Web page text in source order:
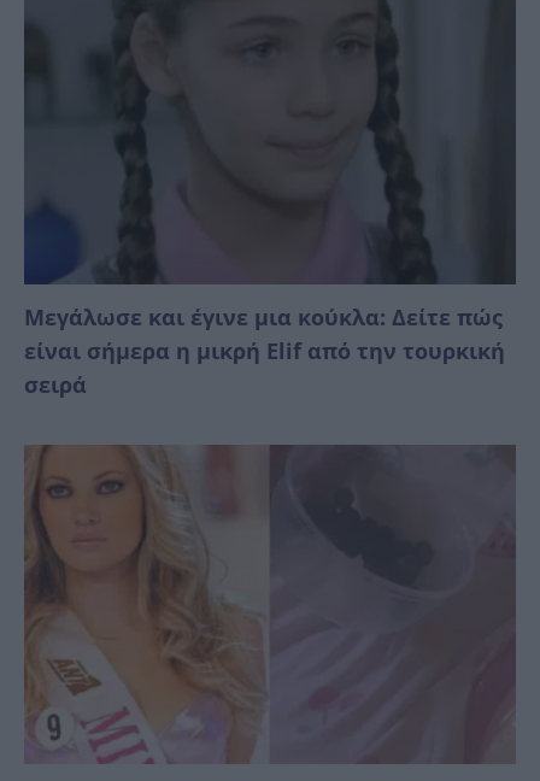
Μεγάλωσε και έγινε μια κούκλα: Δείτε πώς
είναι σήμερα η μικρή Elif από την τουρκική
σειρά